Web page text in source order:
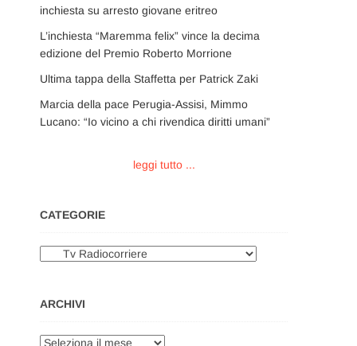
inchiesta su arresto giovane eritreo
L’inchiesta “Maremma felix” vince la decima
edizione del Premio Roberto Morrione
Ultima tappa della Staffetta per Patrick Zaki
Marcia della pace Perugia-Assisi, Mimmo
Lucano: “Io vicino a chi rivendica diritti umani”
leggi tutto ...
CATEGORIE
Categorie
ARCHIVI
Archivi